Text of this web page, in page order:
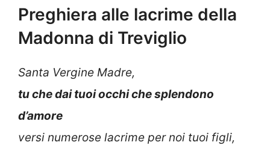
Preghiera alle lacrime della
Madonna di Treviglio
Santa Vergine Madre,
tu che dai tuoi occhi che splendono
d’amore
versi numerose lacrime per noi tuoi figli,